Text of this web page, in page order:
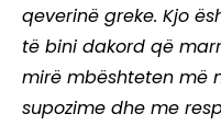
qeverinë greke. Kjo
të bini dakord që
mirë mbështeten më
supozime dhe me